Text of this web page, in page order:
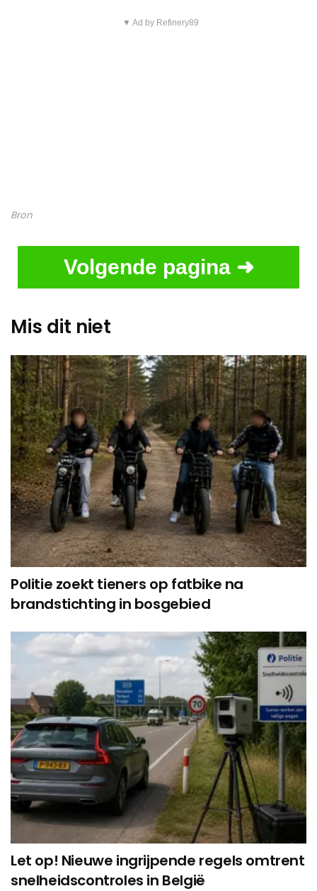
▼ Ad by Refinery89
Bron
Volgende pagina ➜
Mis dit niet
Politie zoekt tieners op fatbike na
brandstichting in bosgebied
Let op! Nieuwe ingrijpende regels omtrent
snelheidscontroles in België